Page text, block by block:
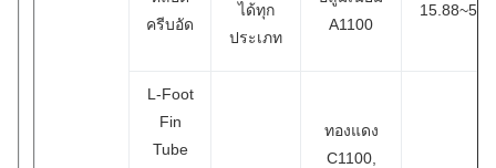
ครีบอัด
ได้ทุก
ประเภท
A1100
L-Foot
Fin
Tube
ทองแดง
C1100,